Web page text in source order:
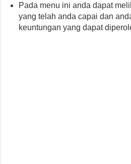
Pada menu ini anda dapat
yang telah anda capai dan
keuntungan yang dapat